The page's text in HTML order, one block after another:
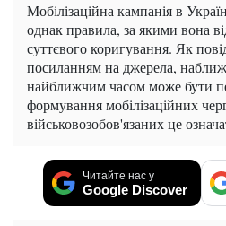
Мобілізаційна кампанія в
однак правила, за якими вона
суттєвого коригування. Як
посиланням на джерела,
найближчим часом може бути
формування мобілізаційних
військовозобов'язаних це
Читайте нас у
Google Discover